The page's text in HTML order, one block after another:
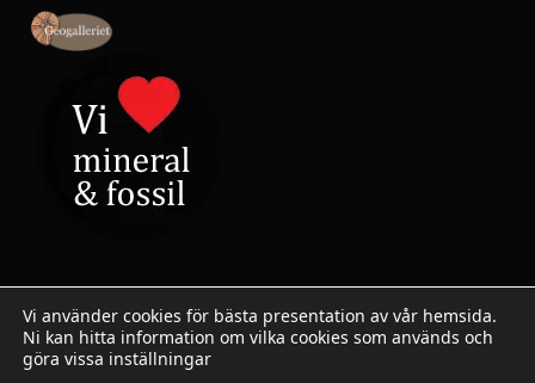
© 2007-2026 Stoneshop.se / Geogalleriet - All rights
Vi använder cookies för bästa presentation av vår hemsida.
Ni kan hitta information om vilka cookies som används och
göra vissa inställningar